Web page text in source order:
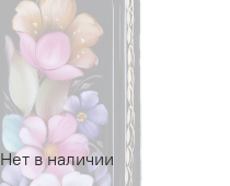
Нет в наличии